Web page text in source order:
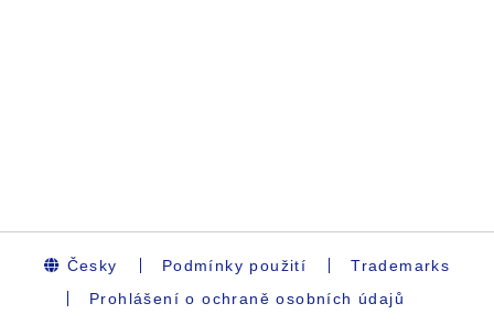
Česky Podmínky použití
Trademarks
Prohlášení o ochraně osobních údajů